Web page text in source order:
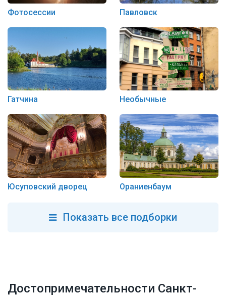
Фотосессии Павловск
Гатчина Необычные
Юсуповский дворец Ораниенбаум
Показать все подборки
Достопримечательности Санкт-